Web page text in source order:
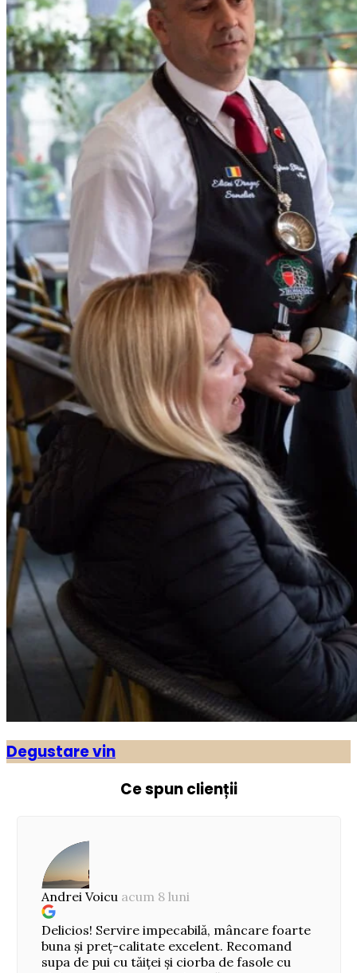
Degustare vin
Ce spun clienții
Andrei Voicu acum 8 luni
Delicios! Servire impecabilă, mâncare foarte
buna și preț-calitate excelent. Recomand
supa de pui cu tăiței și ciorba de fasole cu